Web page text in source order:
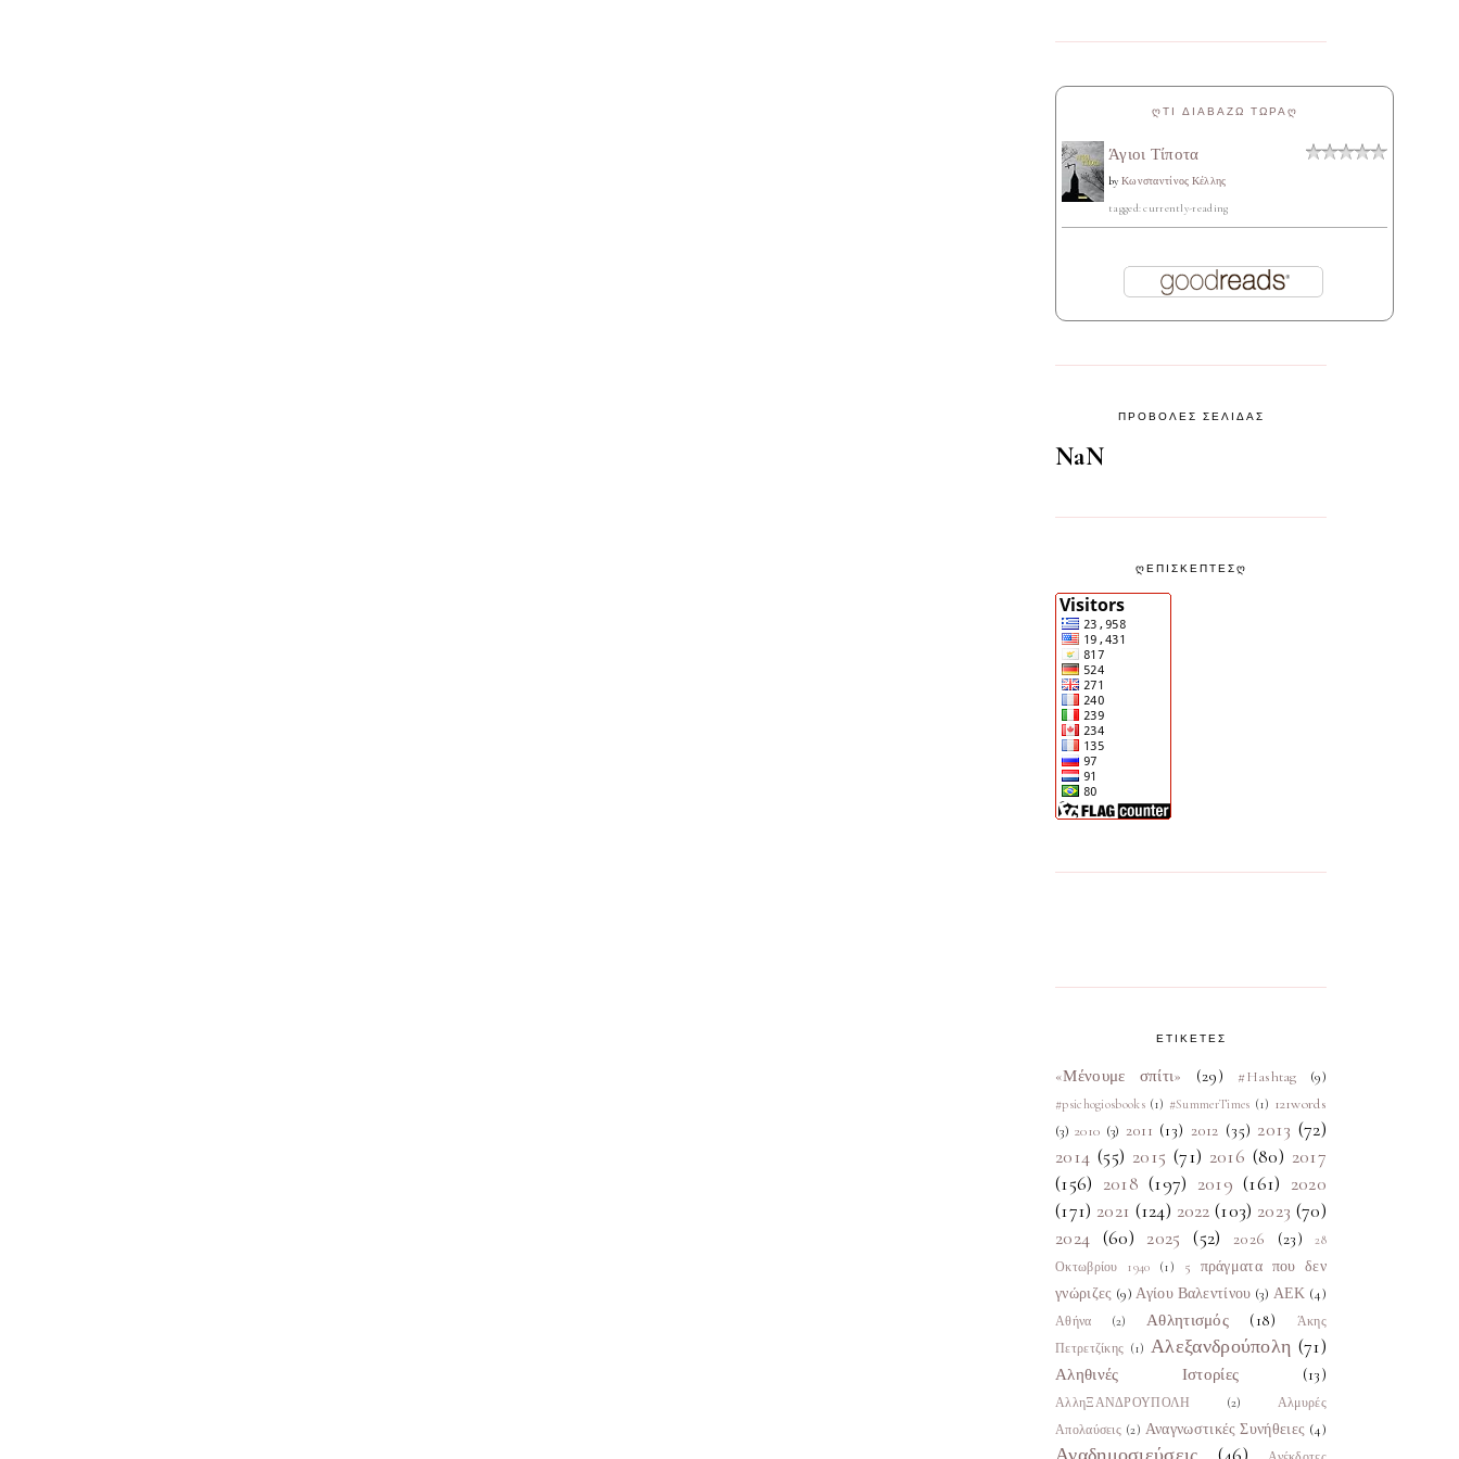
ᲦΤΙ ΔΙΑΒΑΖΩ ΤΩΡΑᲦ
Άγιοι Τίποτα
by Κωνσταντίνος Κέλλης
tagged: currently-reading
ΠΡΟΒΟΛΕΣ ΣΕΛΙΔΑΣ
NaN
ᲦΕΠΙΣΚΕΠΤΕΣᲦ
ΕΤΙΚΕΤΕΣ
«Μένουμε σπίτι» (29) #Hashtag (9)
#psichogiosbooks (1) #SummerTimes (1) 121words
(3) 2010 (3) 2011 (13) 2012 (35) 2013 (72)
2014 (55) 2015 (71) 2016 (80) 2017
(156) 2018 (197) 2019 (161) 2020
(171) 2021 (124) 2022 (103) 2023 (70)
2024 (60) 2025 (52) 2026 (23)
28
Οκτωβρίου 1940
(1)
5 πράγματα που δεν
γνώριζες (9) Αγίου Βαλεντίνου (3) ΑΕΚ (4)
Αθήνα (2) Αθλητισμός (18)
Άκης
Πετρετζίκης (1) Αλεξανδρούπολη (71)
Αληθινές Ιστορίες (13)
ΑλληΞΑΝΔΡΟΥΠΟΛΗ (2)
Αλμυρές
Απολαύσεις (2) Αναγνωστικές Συνήθειες (4)